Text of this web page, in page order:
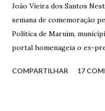
João Vieira dos Santos
semana de comemoração
Política de Maruim,
portal homenageia o ex-
Vieira dos Santos e Arlinda
COMPARTILHAR 17